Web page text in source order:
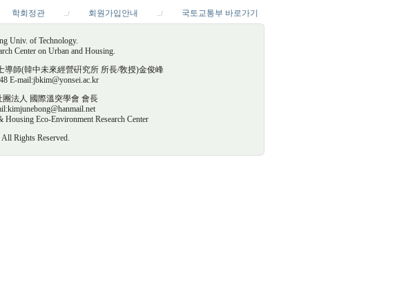
학회정관 ../ 회원가입안내 ../ 국토교통부 바로가기
Univ. of Technology.
Center on Urban and Housing.
導師(韓中未來經營硏究所 所長/敎授)金俊峰
E-mail:jbkim@yonsei.ac.kr
團法人 國際溫突學會 會長
Eco-Environment Research Center
Rights Reserved.